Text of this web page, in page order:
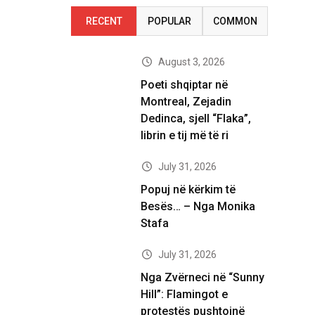
RECENT POPULAR COMMON
August 3, 2026
Poeti shqiptar në
Montreal, Zejadin
Dedinca, sjell “Flaka”,
librin e tij më të ri
July 31, 2026
Popuj në kërkim të
Besës… – Nga Monika
Stafa
July 31, 2026
Nga Zvërneci në “Sunny
Hill”: Flamingot e
protestës pushtojnë